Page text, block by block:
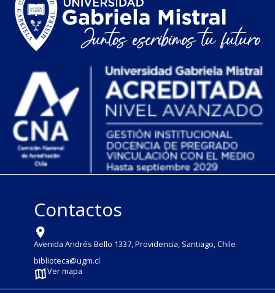
Contactos
Avenida Andrés Bello 1337, Providencia, Santiago, Chile
biblioteca@ugm.cl
Ver mapa